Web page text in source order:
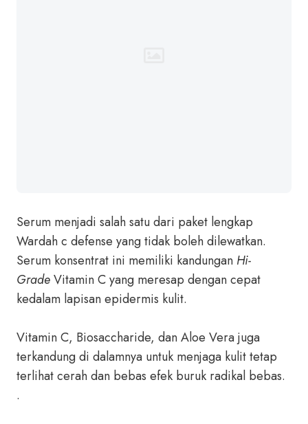
Serum menjadi salah satu dari paket lengkap
Wardah c defense yang tidak boleh dilewatkan.
Serum konsentrat ini memiliki kandungan Hi-
GradeVitamin C yang meresap dengan cepat
kedalam lapisan epidermis kulit.
Vitamin C, Biosaccharide, dan Aloe Vera juga
terkandung di dalamnya untuk menjaga kulit tetap
terlihat cerah dan bebas efek buruk radikal bebas.
.